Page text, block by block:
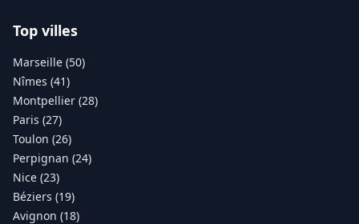
Top villes
Marseille (50)
Nîmes (41)
Montpellier (28)
Paris (27)
Toulon (26)
Perpignan (24)
Nice (23)
Béziers (19)
Avignon (18)